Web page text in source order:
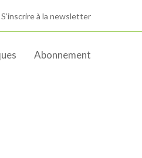
S’inscrire à la newsletter
Abonnement